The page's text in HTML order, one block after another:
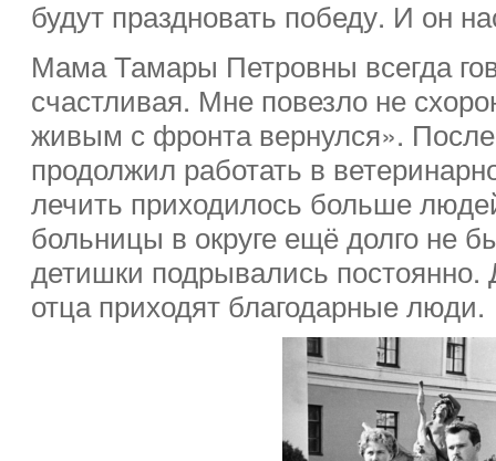
будут праздновать победу. И он
Мама Тамары Петровны всегда
счастливая. Мне повезло не
живым с фронта вернулся».
продолжил работать в
лечить приходилось больше
больницы в округе ещё долго не
детишки подрывались постоянно.
отца приходят благодарные люди.